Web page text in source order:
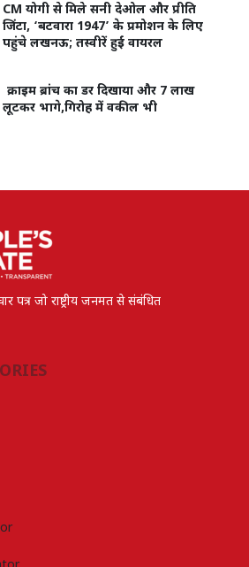
CM योगी से मिले सनी देओल और प्रीति
जिंटा, ‘बटवारा 1947’ के प्रमोशन के लिए
पहुंचे लखनऊ; तस्वीरें हुईं वायरल
क्राइम ब्रांच का डर दिखाया और 7 लाख
लूटकर भागे,गिरोह में वकील भी
पत्र जो राष्ट्रीय जनमत से संबंधित